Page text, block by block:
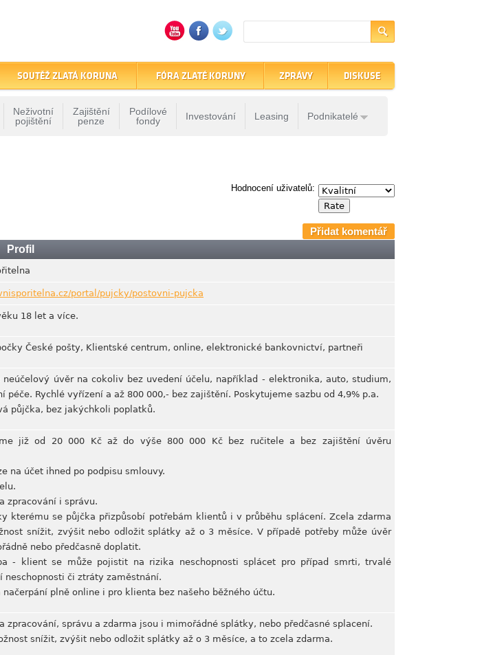
Neživotní
pojištění
Zajištění
penze
Podílové
fondy
Investování Leasing Podnikatelé
SOUTĚŽ ZLATÁ KORUNA FÓRA ZLATÉ KORUNY ZPRÁVY DISKUSE
Hodnocení uživatelů:
Přidat komentář
Profil
portal/pujcky/postovni-pujcka
18 let a více.
České pošty, Klientské centrum, online, elektronické bankovnictví, partneři
neúčelový úvěr na cokoliv bez uvedení účelu, například - elektronika, auto, studium,
péče. Rychlé vyřízení a až 800 000,- bez zajištění. Poskytujeme sazbu od 4,9% p.a.
půjčka, bez jakýchkoli poplatků.
již od 20 000 Kč až do výše 800 000 Kč bez ručitele a bez zajištění úvěru
na účet ihned po podpisu smlouvy.
zpracování i správu.
kterému se půjčka přizpůsobí potřebám klientů i v průběhu splácení. Zcela zdarma
snížit, zvýšit nebo odložit splátky až o 3 měsíce. V případě potřeby může úvěr
nebo předčasně doplatit.
- klient se může pojistit na rizika neschopnosti splácet pro případ smrti, trvalé
neschopnosti či ztráty zaměstnání.
načerpání plně online i pro klienta bez našeho běžného účtu.
zpracování, správu a zdarma jsou i mimořádné splátky, nebo předčasné splacení.
snížit, zvýšit nebo odložit splátky až o 3 měsíce, a to zcela zdarma.